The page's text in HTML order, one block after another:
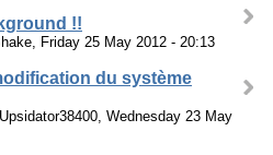
!!
Friday 25 May 2012 - 20:13
du système
Wednesday 23 May